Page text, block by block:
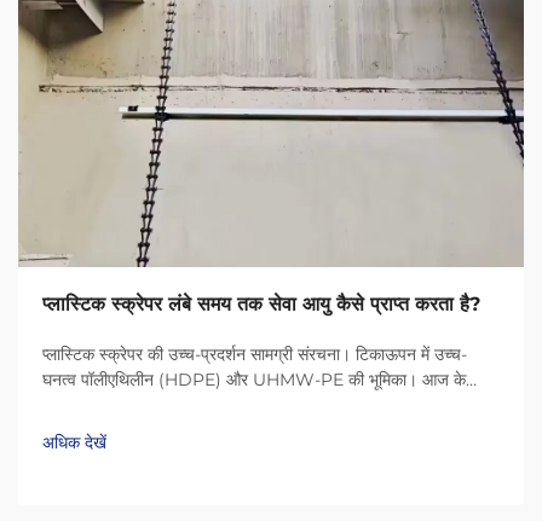
प्लास्टिक स्क्रेपर लंबे समय तक सेवा आयु कैसे प्राप्त करता है?
प्लास्टिक स्क्रेपर की उच्च-प्रदर्शन सामग्री संरचना। टिकाऊपन में उच्च-
घनत्व पॉलीएथिलीन (HDPE) और UHMW-PE की भूमिका। आज के
(अल्ट्रा-हाई मॉलिक्यूलर वेट पॉलीएथिलीन) जैसी सामग्री के कारण बहुत लंबे
समय तक चलते हैं...
अधिक देखें